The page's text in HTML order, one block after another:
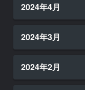
2024年4月
2024年3月
2024年2月